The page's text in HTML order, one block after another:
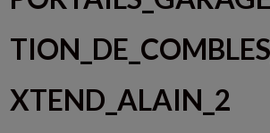
XTEND_ALAIN_2